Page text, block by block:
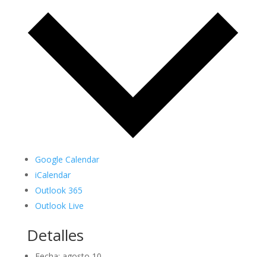
Google Calendar
iCalendar
Outlook 365
Outlook Live
Detalles